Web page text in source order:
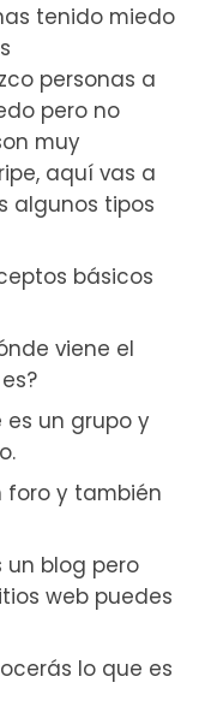
tenido miedo
personas a
pero no
muy
aquí vas a
algunos tipos
básicos
viene el
es un grupo y
foro y también
un blog pero
web puedes
lo que es